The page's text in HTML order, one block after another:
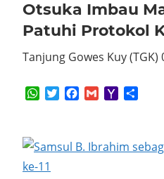
Otsuka Imbau
Patuhi Protokol
Tanjung Gowes Kuy
WhatsApp
TwitterFacebook
GmailYahoo